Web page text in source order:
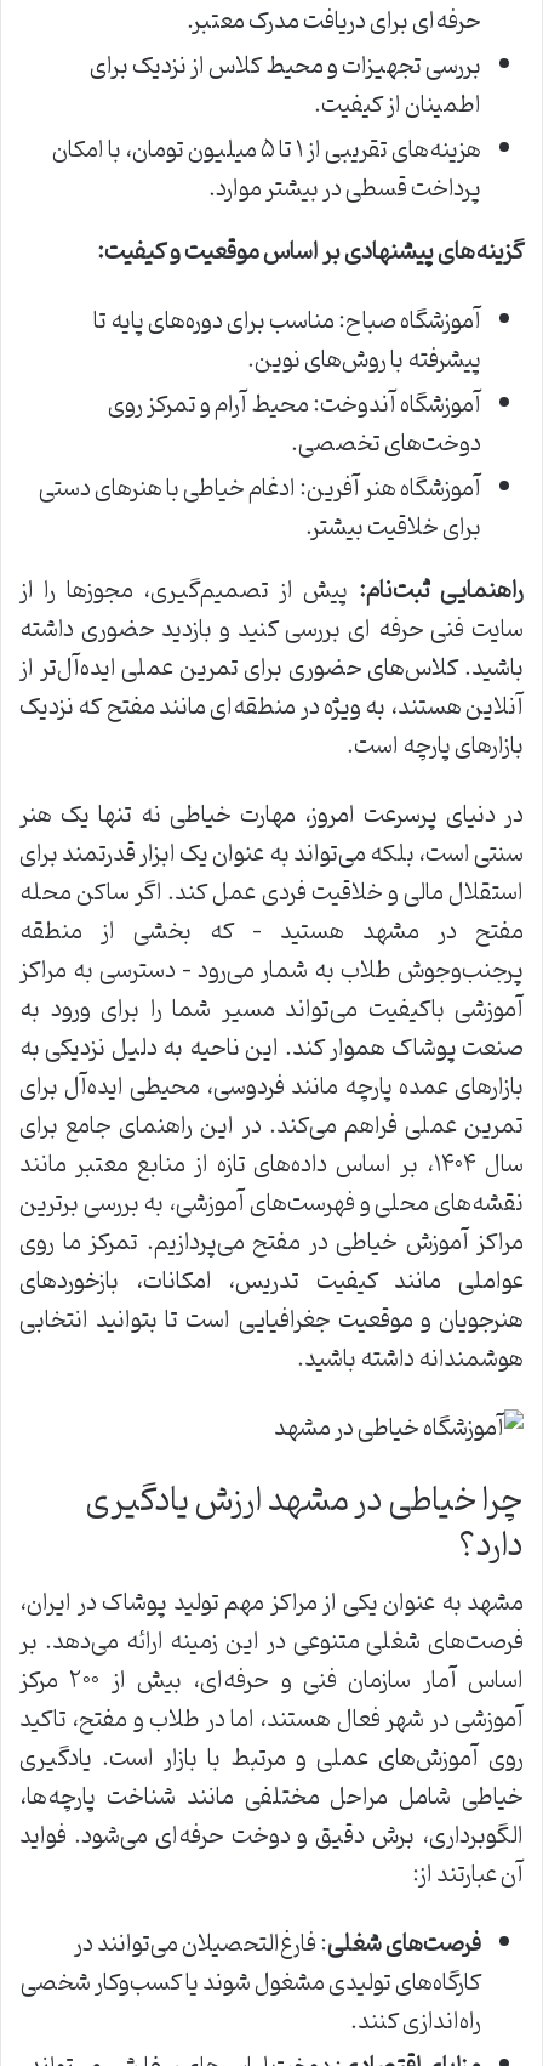
حرفه‌ای برای دریافت مدرک معتبر.
بررسی تجهیزات و محیط کلاس از نزدیک برای
اطمینان از کیفیت.
هزینه‌های تقریبی از ۱ تا ۵ میلیون تومان، با امکان
پرداخت قسطی در بیشتر موارد.
گزینه‌های پیشنهادی بر اساس موقعیت و کیفیت:
آموزشگاه صباح: مناسب برای دوره‌های پایه تا
پیشرفته با روش‌های نوین.
آموزشگاه آندوخت: محیط آرام و تمرکز روی
دوخت‌های تخصصی.
آموزشگاه هنر آفرین: ادغام خیاطی با هنرهای دستی
برای خلاقیت بیشتر.
راهنمایی ثبت‌نام: پیش از تصمیم‌گیری، مجوزها را از
سایت فنی حرفه ای بررسی کنید و بازدید حضوری داشته
باشید. کلاس‌های حضوری برای تمرین عملی ایده‌آل‌تر از
آنلاین هستند، به ویژه در منطقه‌ای مانند مفتح که نزدیک
بازارهای پارچه است.
در دنیای پرسرعت امروز، مهارت خیاطی نه تنها یک هنر
سنتی است، بلکه می‌تواند به عنوان یک ابزار قدرتمند برای
استقلال مالی و خلاقیت فردی عمل کند. اگر ساکن محله
مفتح در مشهد هستید – که بخشی از منطقه
پرجنب‌وجوش طلاب به شمار می‌رود – دسترسی به مراکز
آموزشی باکیفیت می‌تواند مسیر شما را برای ورود به
صنعت پوشاک هموار کند. این ناحیه به دلیل نزدیکی به
بازارهای عمده پارچه مانند فردوسی، محیطی ایده‌آل برای
تمرین عملی فراهم می‌کند. در این راهنمای جامع برای
سال ۱۴۰۴، بر اساس داده‌های تازه از منابع معتبر مانند
نقشه‌های محلی و فهرست‌های آموزشی، به بررسی برترین
مراکز آموزش خیاطی در مفتح می‌پردازیم. تمرکز ما روی
عواملی مانند کیفیت تدریس، امکانات، بازخوردهای
هنرجویان و موقعیت جغرافیایی است تا بتوانید انتخابی
هوشمندانه داشته باشید.
چرا خیاطی در مشهد ارزش یادگیری
دارد؟
مشهد به عنوان یکی از مراکز مهم تولید پوشاک در ایران،
فرصت‌های شغلی متنوعی در این زمینه ارائه می‌دهد. بر
اساس آمار سازمان فنی و حرفه‌ای، بیش از ۲۰۰ مرکز
آموزشی در شهر فعال هستند، اما در طلاب و مفتح، تاکید
روی آموزش‌های عملی و مرتبط با بازار است. یادگیری
خیاطی شامل مراحل مختلفی مانند شناخت پارچه‌ها،
الگوبرداری، برش دقیق و دوخت حرفه‌ای می‌شود. فواید
آن عبارتند از:
فرصت‌های شغلی: فارغ‌التحصیلان می‌توانند در
کارگاه‌های تولیدی مشغول شوند یا کسب‌وکار شخصی
راه‌اندازی کنند.